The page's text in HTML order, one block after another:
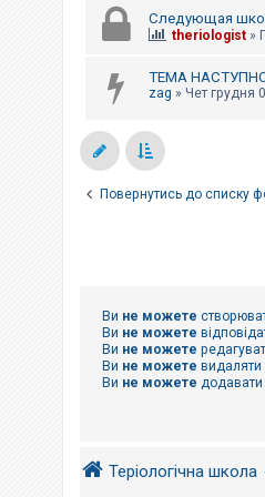
Следующая
theriologist »
ТЕМА
zag » Чет грудня
Повернутись до списку
Ви не можете
Ви не можете
Ви не можете
Ви не можете видаляти
Ви не можете
Теріологічна школа